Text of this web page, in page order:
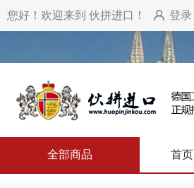
您好！欢迎来到 伙拼进口！ 登录
全部商品 首页